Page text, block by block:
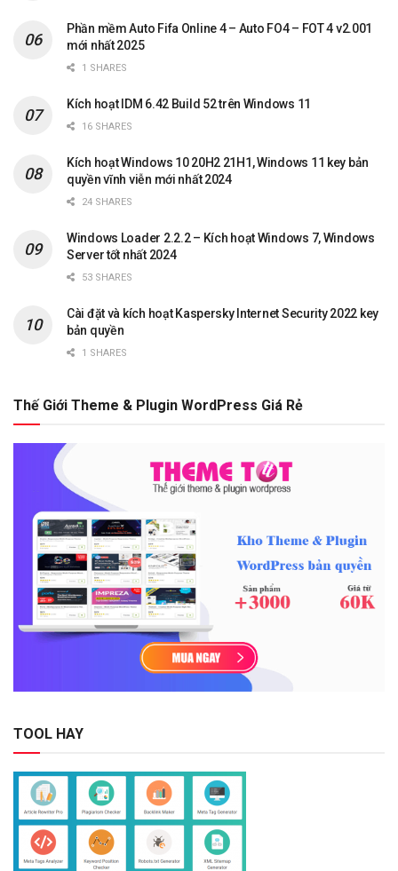
Phần mềm Auto Fifa Online 4 – Auto FO4 – FOT 4 v2.001
mới nhất 2025
1 SHARES
Kích hoạt IDM 6.42 Build 52 trên Windows 11
16 SHARES
Kích hoạt Windows 10 20H2 21H1, Windows 11 key bản
quyền vĩnh viễn mới nhất 2024
24 SHARES
Windows Loader 2.2.2 – Kích hoạt Windows 7, Windows
Server tốt nhất 2024
53 SHARES
Cài đặt và kích hoạt Kaspersky Internet Security 2022 key
bản quyền
1 SHARES
Thế Giới Theme & Plugin WordPress Giá Rẻ
TOOL HAY